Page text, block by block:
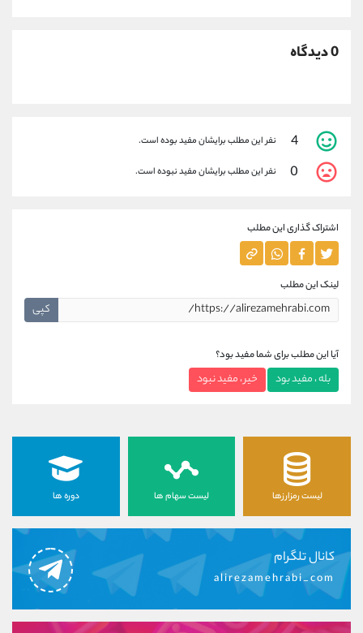
0 دیدگاه
4 نفر این مطلب برایشان مفید بوده است.
0 نفر این مطلب برایشان مفید نبوده است.
اشتراک گذاری این مطلب
لینک این مطلب
کپی
آیا این مطلب برای شما مفید بود؟
بله ، مفید بود خیر ، مفید نبود
لیست رمزارزها لیست سهام ها دوره ها
کانال تلگرام
alirezamehrabi_com